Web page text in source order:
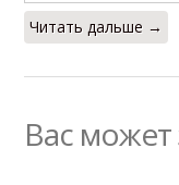
Читать дальше →
Вас может